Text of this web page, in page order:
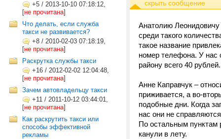
+5 / 2013-10-10 07:18:12,
[не прочитана]
Что делать, если служба
такси не развивается?
+8 / 2010-02-03 07:18:19,
[не прочитана]
Раскрутка службы такси
+16 / 2012-02-02 12:04:48,
[не прочитана]
Зачем автовладельцу такси
+11 / 2011-10-12 03:44:01,
[не прочитана]
Как раскрутить такси или
способы эффективной
рекламы
Анатолию Леонидовичу
среди такого
такое название
номер телефона. У нас
району всего 40 рублей.
Анне Каправчук –
приживается, а во-
подобные дни. Когда
нас они не
По остальным пунктам
канули в лету.